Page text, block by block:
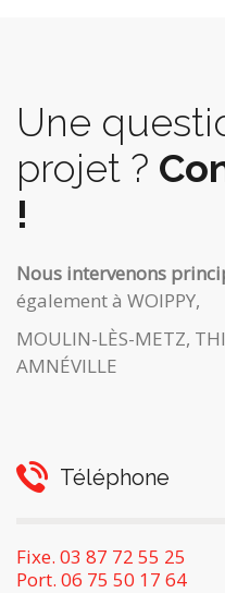
Une
projet ?
!
Nous intervenons
également à WOIPPY,
MOULIN-LÈS-METZ,
AMNÉVILLE
Téléphone
Fixe. 03 87 72 55 25
Port. 06 75 50 17 64